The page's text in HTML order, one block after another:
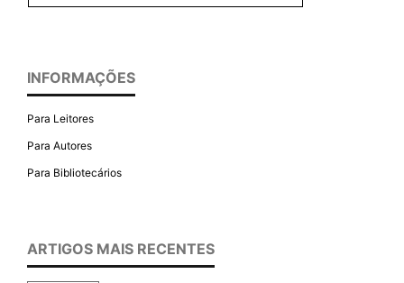
INFORMAÇÕES
Para Leitores
Para Autores
Para Bibliotecários
ARTIGOS MAIS RECENTES